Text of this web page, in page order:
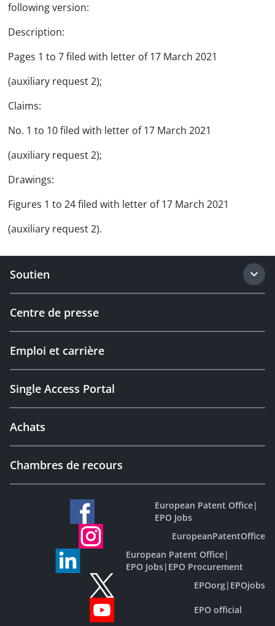
following version:
Description:
Pages 1 to 7 filed with letter of 17 March 2021
(auxiliary request 2);
Claims:
No. 1 to 10 filed with letter of 17 March 2021
(auxiliary request 2);
Drawings:
Figures 1 to 24 filed with letter of 17 March 2021
(auxiliary request 2).
Soutien
Centre de presse
Emploi et carrière
Single Access Portal
Achats
Chambres de recours
European Patent Office|
EPO Jobs
EuropeanPatentOffice
European Patent Office|
EPO Jobs| EPO Procurement
EPOorg| EPOjobs
EPO official